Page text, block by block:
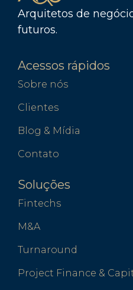
Arquitetos de
futuros.
Acessos rápidos
Sobre nós
Clientes
Blog & Mídia
Contato
Soluções
Fintechs
M&A
Turnaround
Project Finance &